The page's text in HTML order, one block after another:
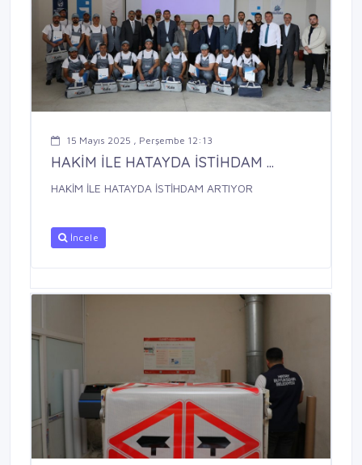
15 Mayıs 2025 , Perşembe 12:13
HAKİM İLE HATAYDA İSTİHDAM ...
HAKİM İLE HATAYDA İSTİHDAM ARTIYOR
İncele